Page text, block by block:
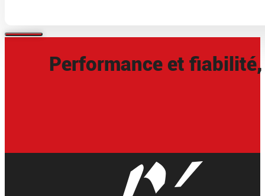
Performance et